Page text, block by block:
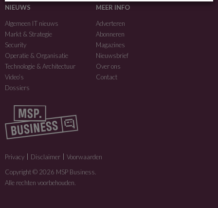
NIEUWS
Algemeen IT nieuws
Markt & Strategie
Security
Operatie & Organisatie
Technologie & Architectuur
Video’s
Dossiers
MEER INFO
Adverteren
Abonneren
Magazines
Nieuwsbrief
Over ons
Contact
Privacy Disclaimer
Voorwaarden
Copyright © 2026 MSP Business.
Alle rechten voorbehouden.